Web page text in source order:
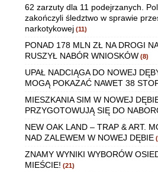
62 zarzuty dla 11 podejrzanych.
zakończyli śledztwo w sprawie
narkotykowej (11)
PONAD 178 MLN ZŁ NA DROGI
RUSZYŁ NABÓR WNIOSKÓW (8)
UPAŁ NADCIĄGA DO NOWEJ
MOGĄ POKAZAĆ NAWET 38
MIESZKANIA SIM W NOWEJ
PRZYGOTOWUJĄ SIĘ DO
NEW OAK LAND – TRAP & ART.
NAD ZALEWEM W NOWEJ DĘBIE
ZNAMY WYNIKI WYBORÓW
MIEŚCIE! (21)